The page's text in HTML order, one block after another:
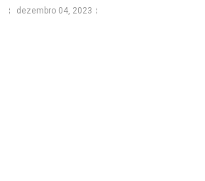
dezembro 04, 2023